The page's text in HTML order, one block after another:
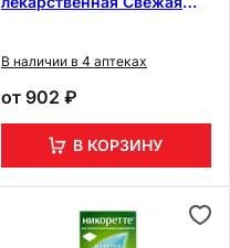
В наличии в 4 аптеках
от 902 ₽
В КОРЗИНУ